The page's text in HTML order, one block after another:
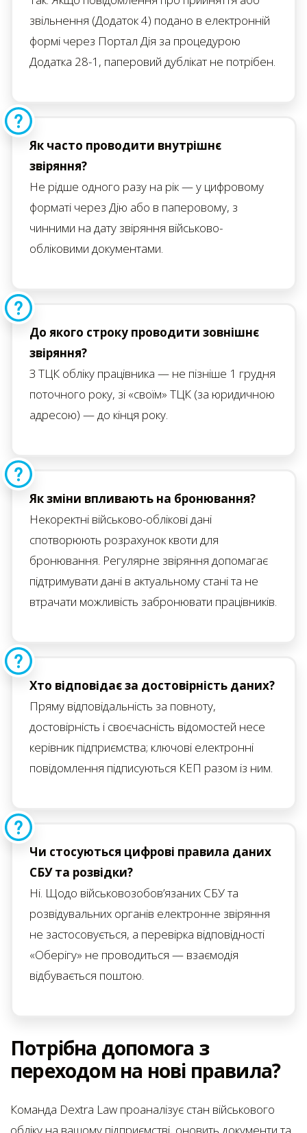
звільнення (Додаток 4) подано в електронній
формі через Портал Дія за процедурою
Додатка 28-1, паперовий дублікат не потрібен.
Як часто проводити внутрішнє
звіряння?
Не рідше одного разу на рік — у цифровому
форматі через Дію або в паперовому, з
чинними на дату звіряння військово-
обліковими документами.
До якого строку проводити зовнішнє
звіряння?
З ТЦК обліку працівника — не пізніше 1 грудня
поточного року, зі «своїм» ТЦК (за юридичною
адресою) — до кінця року.
Як зміни впливають на бронювання?
Некоректні військово-облікові дані
спотворюють розрахунок квоти для
бронювання. Регулярне звіряння допомагає
підтримувати дані в актуальному стані та не
втрачати можливість забронювати працівників.
Хто відповідає за достовірність даних?
Пряму відповідальність за повноту,
достовірність і своєчасність відомостей несе
керівник підприємства; ключові електронні
повідомлення підписуються КЕП разом із ним.
Чи стосуються цифрові правила даних
СБУ та розвідки?
Ні. Щодо військовозобов’язаних СБУ та
розвідувальних органів електронне звіряння
не застосовується, а перевірка відповідності
«Оберігу» не проводиться — взаємодія
відбувається поштою.
Потрібна допомога з
переходом на нові правила?
Команда Dextra Law проаналізує стан військового